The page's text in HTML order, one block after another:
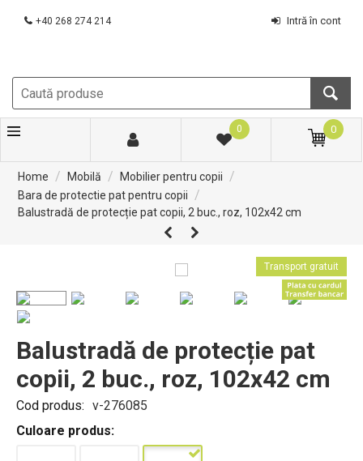
+40 268 274 214 Intră în cont
0 0
Home / Mobilă / Mobilier pentru copii /
Bara de protectie pat pentru copii /
Balustradă de protecție pat copii, 2 buc., roz, 102x42 cm
Transport gratuit
Balustradă de protecție pat
copii, 2 buc., roz, 102x42 cm
Cod produs: v-276085
Culoare produs: